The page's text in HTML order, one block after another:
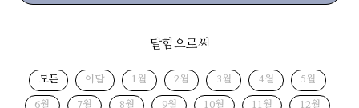
달함으로써
모든 이달 1월 2월 3월 4월 5월
6월 7월 8월 9월 10월 11월 12월